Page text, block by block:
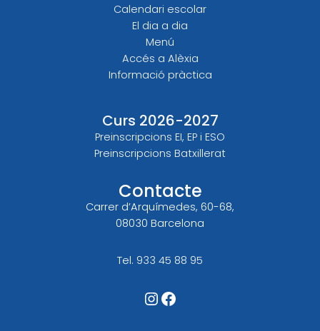
Calendari escolar
El dia a dia
Menú
Accés a Alèxia
Informació pràctica
Curs 2026-2027
Preinscripcions EI, EP i ESO
Preinscripcions Batxillerat
Contacte
Carrer d’Arquímedes, 60-68,
08030 Barcelona
Tel. 933 45 88 95
Accès a Instagram
Facebook